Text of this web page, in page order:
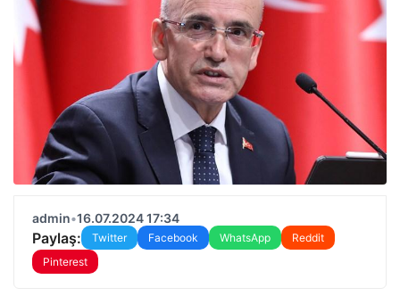
admin•16.07.2024 17:34
Paylaş: Twitter Facebook WhatsApp
Reddit
Pinterest